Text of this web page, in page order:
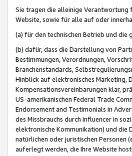
Sie tragen die alleinige Verantwortung
Website, sowie für alle auf oder
(a) für den technischen Betrieb und
(b) dafür, dass die Darstellung von
Bestimmungen, Verordnungen,
Branchenstandards,
Hinblick auf elektronisches Marketing,
Kompensationsvereinbarungen klar,
US-amerikanischen Federal Trade
Endorsement and Testimonials in
des Missbrauchs durch Influencer in
elektronische Kommunikation) und die
natürlichen oder juristischen Personen
auferlegt werden, die Ihre Website